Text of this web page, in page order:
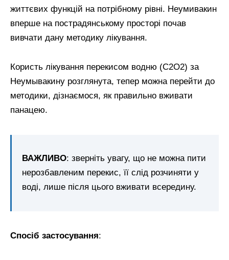
життєвих функцій на потрібному рівні. Неумивакин
вперше на пострадянському просторі почав
вивчати дану методику лікування.
Користь лікування перекисом водню (С2О2) за
Неумывакину розглянута, тепер можна перейти до
методики, дізнаємося, як правильно вживати
панацею.
ВАЖЛИВО: зверніть увагу, що не можна пити
нерозбавленим перекис, її слід розчиняти у
воді, лише після цього вживати всередину.
Спосіб застосування: